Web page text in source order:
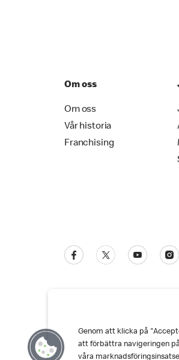
Om oss
Om oss
Vår historia
Franchising
Kundservice
Genom att klicka på
att förbättra navigeringen
våra